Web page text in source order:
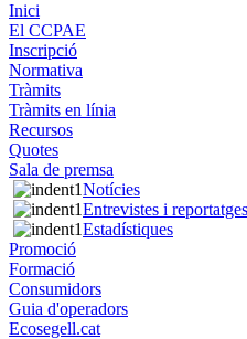
Inici
El CCPAE
Inscripció
Normativa
Tràmits
Tràmits en línia
Recursos
Quotes
Sala de premsa
Notícies
Entrevistes i reportatges
Estadístiques
Promoció
Formació
Consumidors
Guia d'operadors
Ecosegell.cat